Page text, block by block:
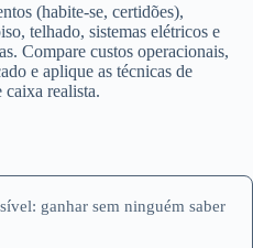
(habite-se, certidões),
telhado, sistemas elétricos e
Compare custos operacionais,
e aplique as técnicas de
realista.
ganhar sem ninguém saber